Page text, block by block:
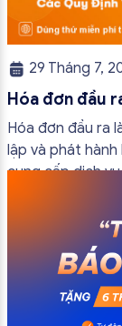
29 Tháng 7,
Hóa đơn đầu
bắt buộc mới
Hóa đơn đầu ra
lập và phát
cung cấp dịch
quy trình vận
chính không